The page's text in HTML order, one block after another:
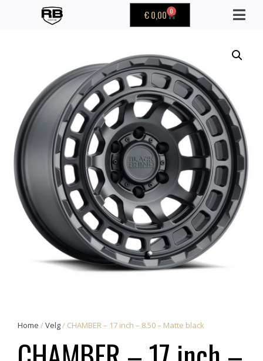
€0,00 0
Home /Velg/ CHAMBER – 17 inch – 8.50 – Matte black